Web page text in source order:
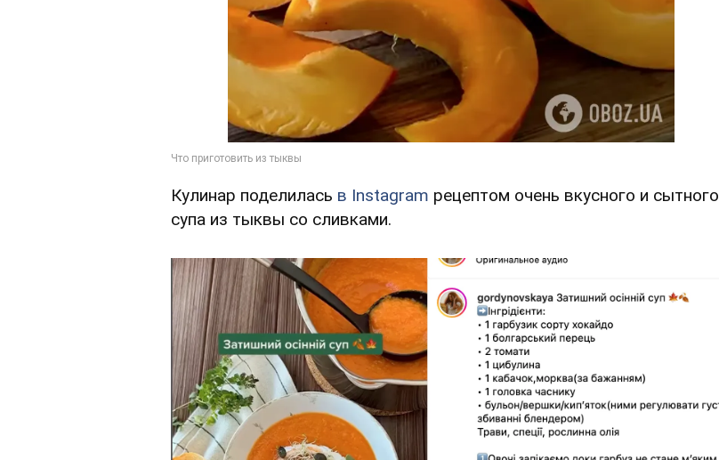
Кулинар поделилась в Instagram рецептом очень вкусного и сытного
супа из тыквы со сливками.